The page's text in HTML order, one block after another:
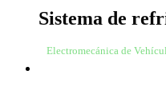
Sistema de
Electromecánica de